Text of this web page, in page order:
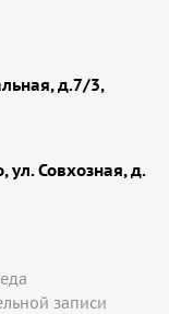
д.7/3,
Совхозная, д.
записи